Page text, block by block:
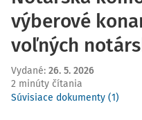
výberové
voľných
Vydané: 26. 5. 2026
2 minúty čítania
Súvisiace dokumenty (1)